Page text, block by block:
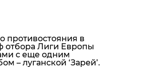
противостояния в
отбора Лиги Европы
с еще одним
– луганской ‘Зарей’.